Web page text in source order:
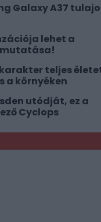
Galaxy A37
lehet a
teljes
a környéken
utódját, ez a
Cyclops